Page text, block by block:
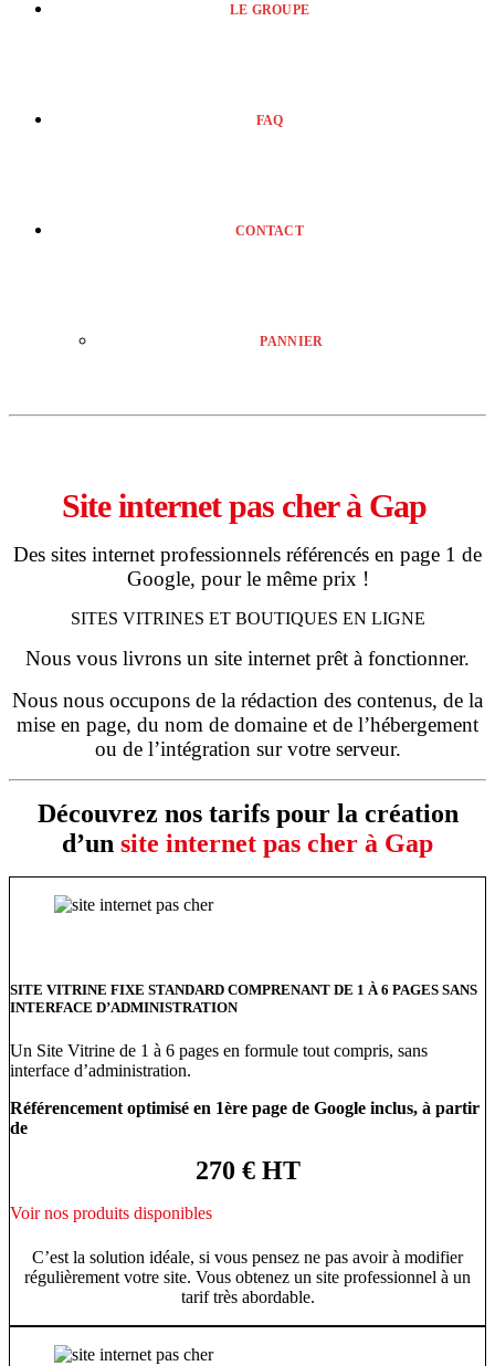
LE GROUPE
FAQ
CONTACT
PANNIER
Site internet pas cher à Gap
Des sites internet professionnels référencés en page 1 de
Google, pour le même prix !
SITES VITRINES ET BOUTIQUES EN LIGNE
Nous vous livrons un site internet prêt à fonctionner.
Nous nous occupons de la rédaction des contenus, de la
mise en page, du nom de domaine et de l’hébergement
ou de l’intégration sur votre serveur.
Découvrez nos tarifs pour la création
d’un site internet pas cher à Gap
SITE VITRINE FIXE STANDARD COMPRENANT DE 1 À 6 PAGES SANS
INTERFACE D’ADMINISTRATION
Un Site Vitrine de 1 à 6 pages en formule tout compris, sans
interface d’administration.
Référencement optimisé en 1ère page de Google inclus, à partir
de
270 € HT
Voir nos produits disponibles
C’est la solution idéale, si vous pensez ne pas avoir à modifier
régulièrement votre site. Vous obtenez un site professionnel à un
tarif très abordable.